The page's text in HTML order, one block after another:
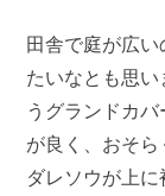
田舎で庭が広
たいなとも思
うグランドカ
が良く、おそ
ダレソウが上